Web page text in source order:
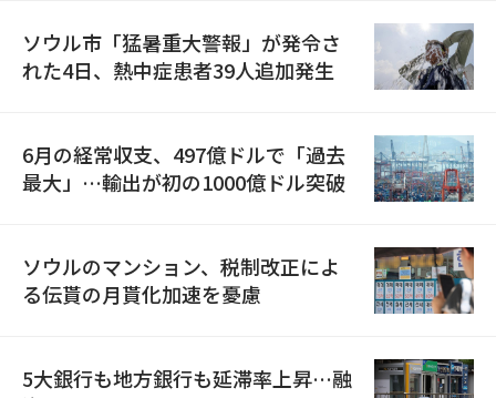
ソウル市「猛暑重大警報」が発令さ
れた4日、熱中症患者39人追加発生
6月の経常収支、497億ドルで「過去
最大」…輸出が初の1000億ドル突破
ソウルのマンション、税制改正によ
る伝貰の月貰化加速を憂慮
5大銀行も地方銀行も延滞率上昇…融